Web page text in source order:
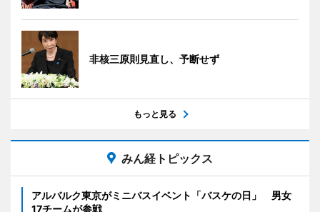
非核三原則見直し、予断せず
もっと見る
みん経トピックス
アルバルク東京がミニバスイベント「バスケの日」 男女
17チームが参戦